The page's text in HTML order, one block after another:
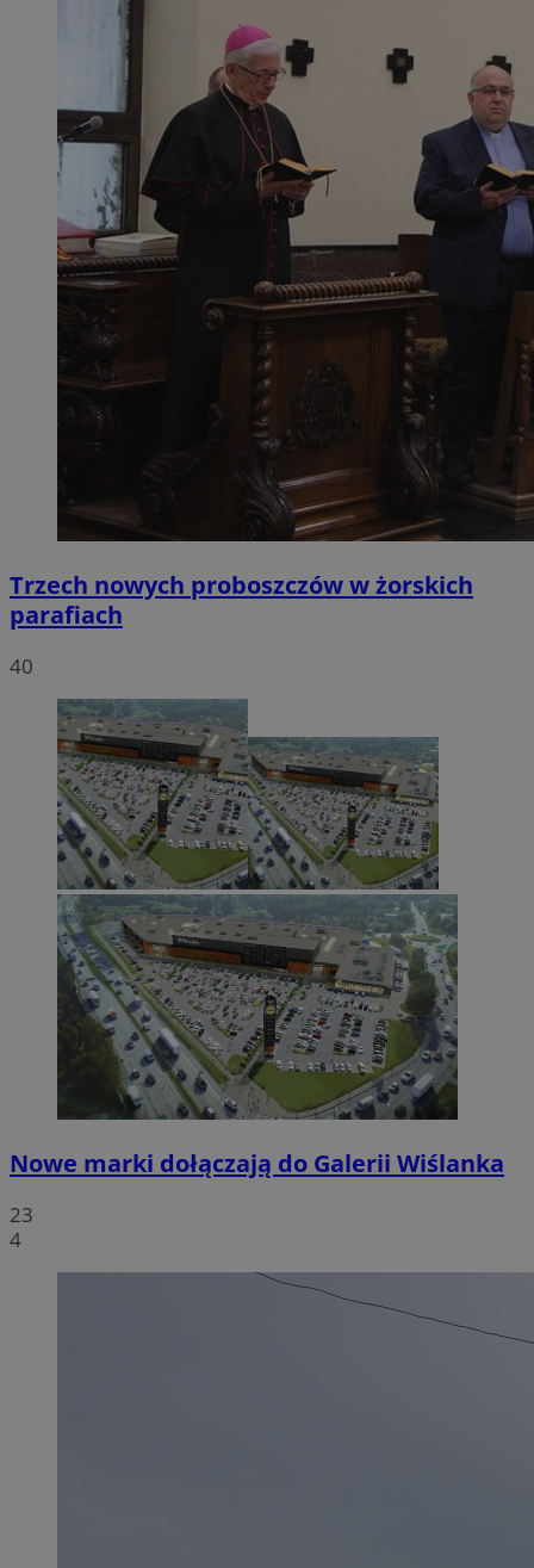
Trzech nowych proboszczów w żorskich
parafiach
40
Nowe marki dołączają do Galerii Wiślanka
23
4